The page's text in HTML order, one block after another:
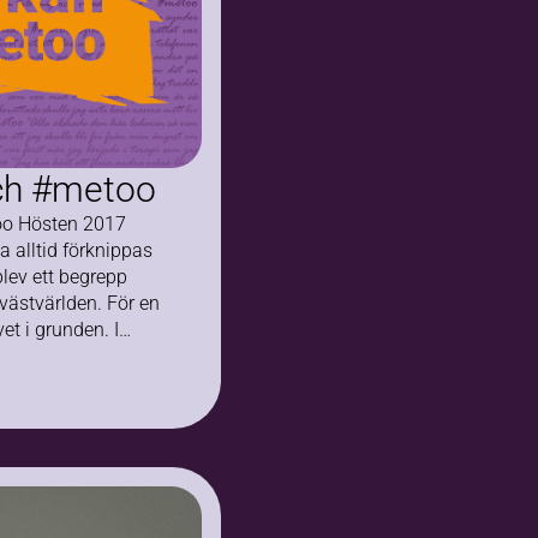
#metoo
Hösten 2017
alltid förknippas
ett begrepp
För en
i grunden. I